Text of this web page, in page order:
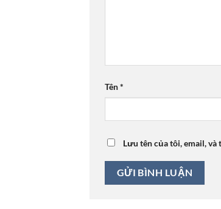
Tên*
Lưu tên của tôi, email,